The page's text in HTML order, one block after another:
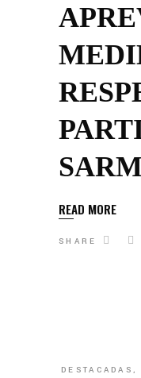
READ MORE
SHARE
DESTACADAS,